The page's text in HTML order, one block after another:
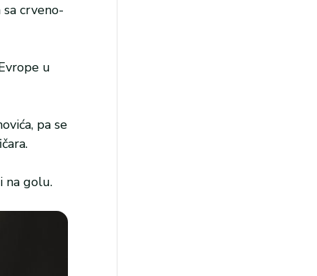
crveno-
u
pa se
na golu.